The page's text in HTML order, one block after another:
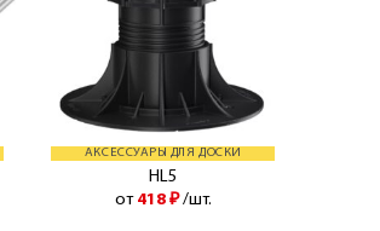
АКСЕССУАРЫ ДЛЯ ДОСКИ
HL5
от 418 ₽ /шт.